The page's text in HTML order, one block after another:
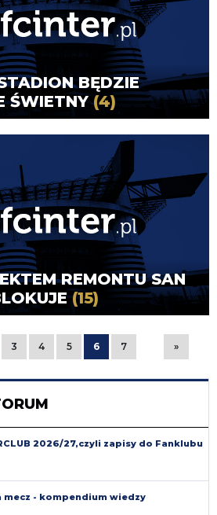
BĘDZIE
ŚWIETNY(4)
REMONTU SAN
(15)
3 4 5 6 7 »
2026/27,czyli zapisy do Fanklubu
mecz - kompendium wiedzy